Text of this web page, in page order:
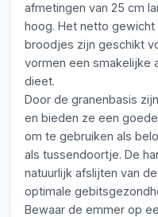
afmetingen van 25 cm
hoog. Het netto gewicht
broodjes zijn geschikt
vormen een smakelijke
dieet.
Door de granenbasis
en bieden ze een
om te gebruiken als
als tussendoortje. De
natuurlijk afslijten van
optimale
Bewaar de emmer op